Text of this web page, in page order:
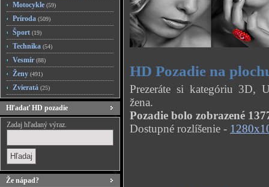
Motocykle (59)
Príroda (509)
Šport (19)
Technika (54)
Vesmír (88)
Ženy (491)
Zvieratá (25)
Hľadať HD pozadie
Zadaj hľadaný výraz.
Že nápad?
HD Pozadie na
Prezeráte si kategóriu 3D,
žena.
Pozadie bolo zobrazené
Dostupné rozlíšenie -